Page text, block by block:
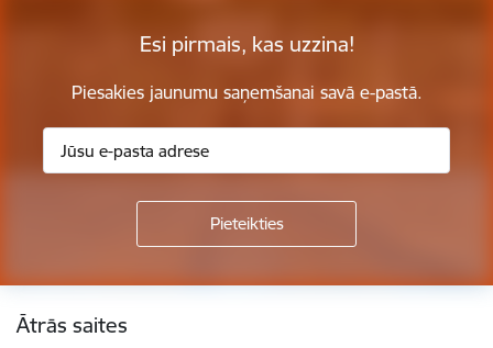
Esi pirmais, kas uzzina!
Piesakies jaunumu saņemšanai savā e-pastā.
Ātrās saites